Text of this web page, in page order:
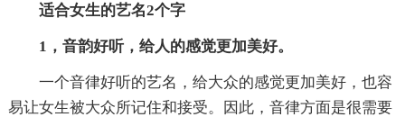
适合女生的艺名2个字
1，音韵好听，给人的感觉更加美好。
一个音律好听的艺名，给大众的感觉更加美好，也容
易让女生被大众所记住和接受。因此，音律方面是很需要